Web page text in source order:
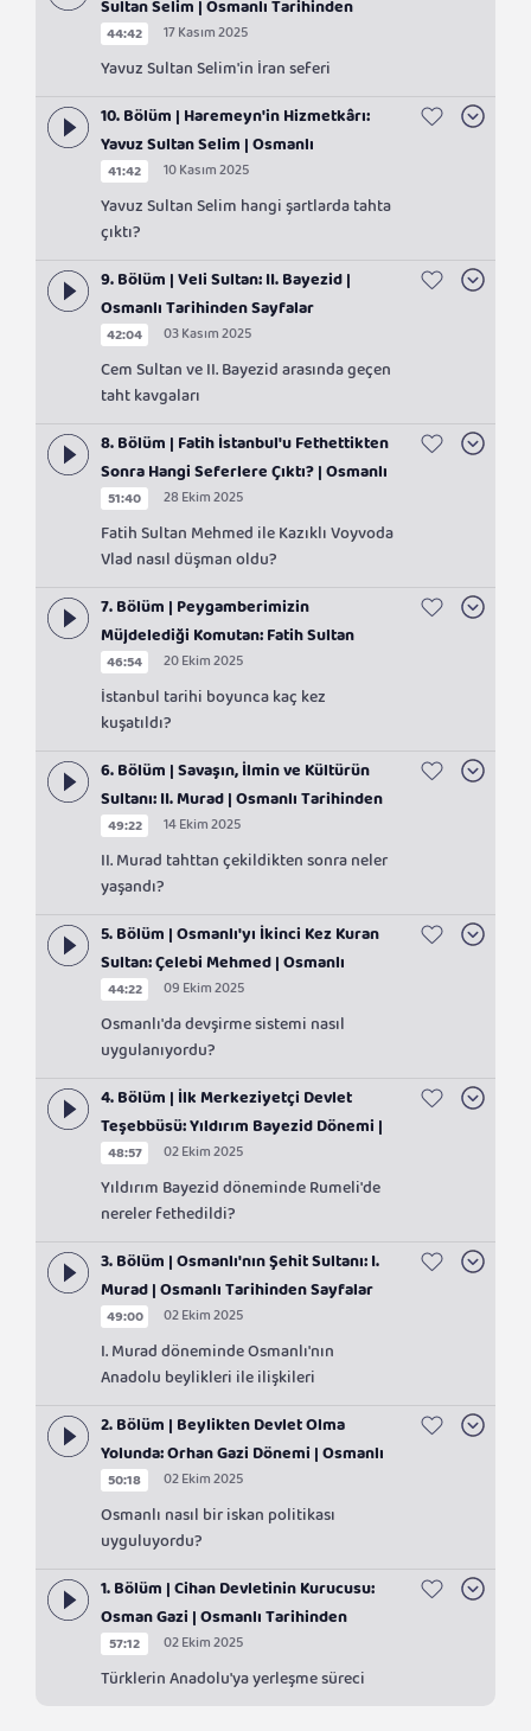
Sultan Selim | Osmanlı Tarihinden
Sayfalar
44:42 17 Kasım 2025
Yavuz Sultan Selim'in İran seferi
10. Bölüm | Haremeyn'in Hizmetkârı:
Yavuz Sultan Selim | Osmanlı
Tarihinden Sayfalar
41:42 10 Kasım 2025
Yavuz Sultan Selim hangi şartlarda tahta
çıktı?
9. Bölüm | Veli Sultan: II. Bayezid |
Osmanlı Tarihinden Sayfalar
42:04 03 Kasım 2025
Cem Sultan ve II. Bayezid arasında geçen
taht kavgaları
8. Bölüm | Fatih İstanbul'u Fethettikten
Sonra Hangi Seferlere Çıktı? | Osmanlı
Tarihinden Sayfalar
51:40 28 Ekim 2025
Fatih Sultan Mehmed ile Kazıklı Voyvoda
Vlad nasıl düşman oldu?
7. Bölüm | Peygamberimizin
Müjdelediği Komutan: Fatih Sultan
Mehmed | Osmanlı Tarihinden Sayfalar
46:54 20 Ekim 2025
İstanbul tarihi boyunca kaç kez
kuşatıldı?
6. Bölüm | Savaşın, İlmin ve Kültürün
Sultanı: II. Murad | Osmanlı Tarihinden
Sayfalar
49:22 14 Ekim 2025
II. Murad tahttan çekildikten sonra neler
yaşandı?
5. Bölüm | Osmanlı'yı İkinci Kez Kuran
Sultan: Çelebi Mehmed | Osmanlı
Tarihinden Sayfalar
44:22 09 Ekim 2025
Osmanlı'da devşirme sistemi nasıl
uygulanıyordu?
4. Bölüm | İlk Merkeziyetçi Devlet
Teşebbüsü: Yıldırım Bayezid Dönemi |
Osmanlı Tarihinden Sayfalar
48:57 02 Ekim 2025
Yıldırım Bayezid döneminde Rumeli'de
nereler fethedildi?
3. Bölüm | Osmanlı'nın Şehit Sultanı: I.
Murad | Osmanlı Tarihinden Sayfalar
49:00 02 Ekim 2025
I. Murad döneminde Osmanlı'nın
Anadolu beylikleri ile ilişkileri
2. Bölüm | Beylikten Devlet Olma
Yolunda: Orhan Gazi Dönemi | Osmanlı
Tarihinden Sayfalar
50:18 02 Ekim 2025
Osmanlı nasıl bir iskan politikası
uyguluyordu?
1. Bölüm | Cihan Devletinin Kurucusu:
Osman Gazi | Osmanlı Tarihinden
Sayfalar
57:12 02 Ekim 2025
Türklerin Anadolu'ya yerleşme süreci